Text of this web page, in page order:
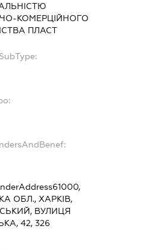
КОМЕРЦІЙНОГО
ПЛАСТ
61000,
ОБЛ., ХАРКІВ,
ВУЛИЦЯ
42, 326